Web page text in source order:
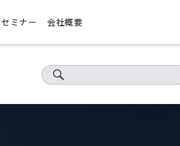
セミナー 会社概要